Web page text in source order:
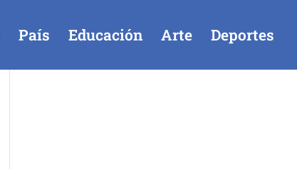
País Educación Arte Deportes